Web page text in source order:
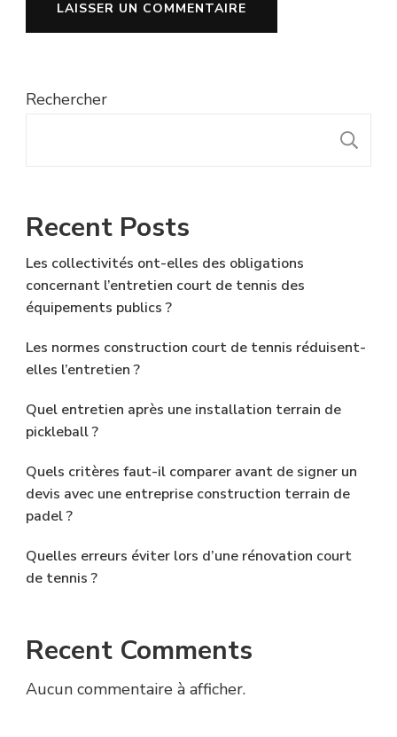
Rechercher
Recent Posts
Les collectivités ont-elles des obligations
concernant l’entretien court de tennis des
équipements publics ?
Les normes construction court de tennis réduisent-
elles l’entretien ?
Quel entretien après une installation terrain de
pickleball ?
Quels critères faut-il comparer avant de signer un
devis avec une entreprise construction terrain de
padel ?
Quelles erreurs éviter lors d’une rénovation court
de tennis ?
Recent Comments
Aucun commentaire à afficher.